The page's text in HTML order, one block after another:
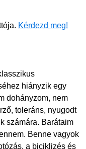
Kérdezd meg!
hiányzik egy
dohányzom, nem
toleráns, nyugodt
számára. Barátaim
Benne vagyok
a biciklizés és